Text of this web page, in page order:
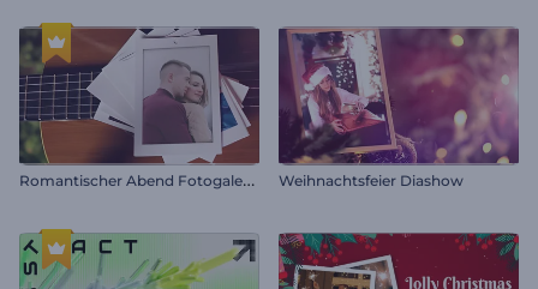
R
omantischer Abend Fotogalerie Weihnachtsfeier Diashow